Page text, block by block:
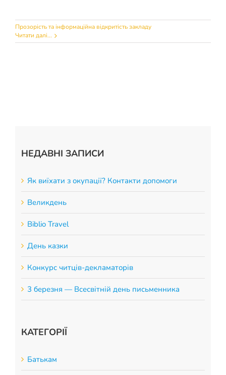
Прозорість та інформаційна відкритість закладу
Читати далі...
НЕДАВНІ ЗАПИСИ
Як виїхати з окупації? Контакти допомоги
Великдень
Biblio Travel
День казки
Конкурс читців-декламаторів
3 березня — Всесвітній день письменника
КАТЕГОРІЇ
Батькам